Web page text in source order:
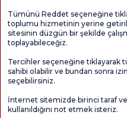
Sayfa içeriği sadece bilgilendirme
doktorunuza başvurunuz.
@2026 Grup Florence Nightingale
Tümünü Reddet seçeneğine
toplumu hizmetinin yerine
sitesinin düzgün bir şekilde
toplayabileceğiz.
Tercihler seçeneğine tıklayarak
sahibi olabilir ve bundan sonra
seçebilirsiniz.
İnternet sitemizde birinci taraf
kullanıldığını not etmek isteriz.